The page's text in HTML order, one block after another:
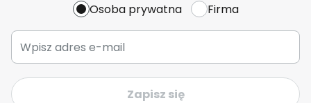
Osoba prywatna Firma
Zapisz się